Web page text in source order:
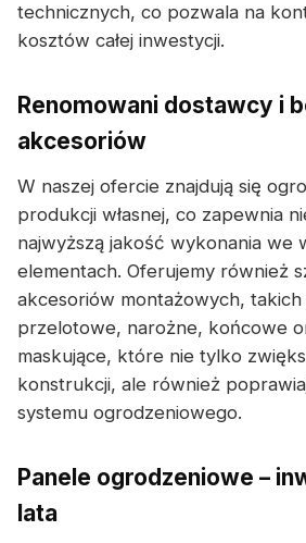
technicznych, co pozwala na
kosztów całej inwestycji.
Renomowani dostawcy i
akcesoriów
W naszej ofercie znajdują się
produkcji własnej, co zapewnia
najwyższą jakość wykonania we
elementach. Oferujemy również
akcesoriów montażowych, takich
przelotowe, narożne, końcowe
maskujące, które nie tylko
konstrukcji, ale również
systemu ogrodzeniowego.
Panele ogrodzeniowe –
lata